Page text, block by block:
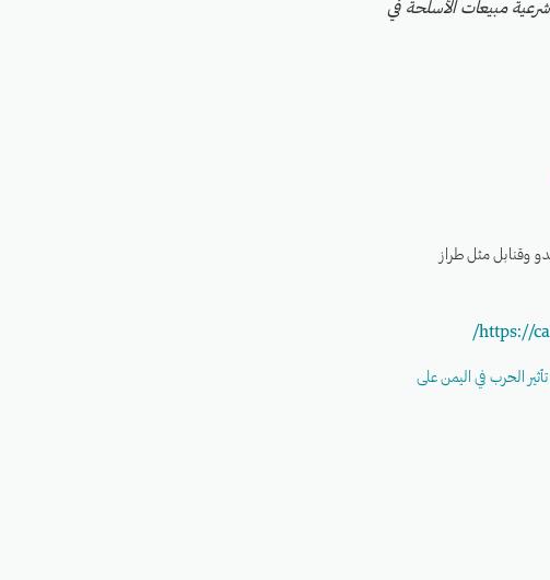
مبيعات الأسلحة في
وقنابل مثل طراز
https://
الحرب في اليمن على